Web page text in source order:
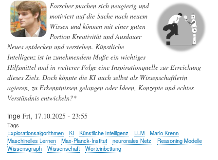
Forscher machen sich neugierig und
motiviert auf die Suche nach neuem
Wissen und können mit einer guten
Portion Kreativität und Ausdauer
Neues entdecken und verstehen. Künstliche
Intelligenz ist in zunehmendem Maße ein wichtiges
Hilfsmittel und in weiterer Folge eine Inspirationquelle zur Erreichung
dieses Ziels. Doch könnte die KI auch selbst als Wissenschaftlerin
agieren, zu Erkenntnissen gelangen oder Ideen, Konzepte und echtes
Verständnis entwickeln?*
inge Fri, 17.10.2025 - 23:55
Tags
Explorationsalgorithmen
KI Künstliche Intelligenz LLM
Mario Krenn
Maschinelles Lernen
Max-Planck-Institut neuronales Netz
Reasoning Modelle
Wissensgraph
Wissenschaft Worteinbettung